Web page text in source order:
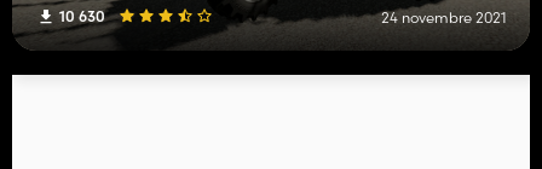
10 630 24 novembre 2021